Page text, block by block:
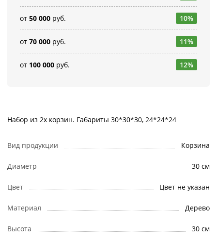
от 50 000 руб. 10%
от 70 000 руб. 11%
от 100 000 руб. 12%
Набор из 2х корзин. Габариты 30*30*30, 24*24*24
Вид продукции Корзина
Диаметр 30 см
Цвет Цвет не указан
Материал Дерево
Высота 30 см